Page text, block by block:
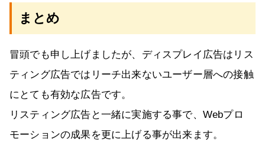
まとめ
冒頭でも申し上げましたが、ディスプレイ広告はリス
ティング広告ではリーチ出来ないユーザー層への接触
にとても有効な広告です。
リスティング広告と一緒に実施する事で、Webプロ
モーションの成果を更に上げる事が出来ます。